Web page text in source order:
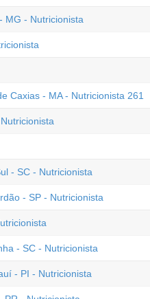
MG - Nutricionista
Caxias - MA - Nutricionista 261
- SC - Nutricionista
- SP - Nutricionista
- SC - Nutricionista
- PI - Nutricionista